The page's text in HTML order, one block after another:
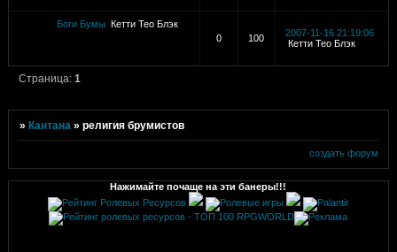
Боги Бумы
Кетти Тео Блэк
0
100
2007-11-16 21:19:06
Кетти Тео Блэк
Страница:1
»Кантана »религия брумистов
создать форум
Нажимайте почаще на эти банеры!!!